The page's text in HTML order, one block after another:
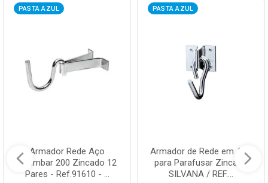
PASTA AZUL
Armador Rede Aço
Chumbar 200 Zincado 12
Pares - Ref.91610 - ...
PASTA AZUL
Armador de Rede em Aço
para Parafusar Zincado
SILVANA / REF....